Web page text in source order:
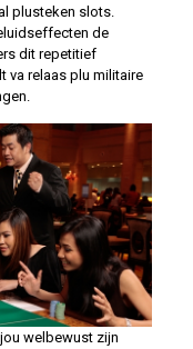
plusteken slots.
de
dit repetitief
va relaas plu militaire
welbewust zijn